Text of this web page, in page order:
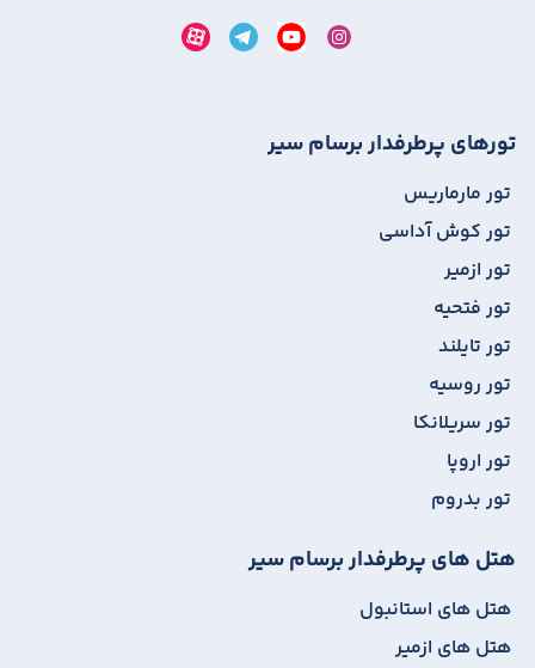
تورهای پرطرفدار برسام سیر
تور مارماریس
تور کوش آداسی
تور ازمیر
تور فتحیه
تور تایلند
تور روسیه
تور سریلانکا
تور اروپا
تور بدروم
هتل های پرطرفدار برسام سیر
هتل های استانبول
هتل های ازمیر